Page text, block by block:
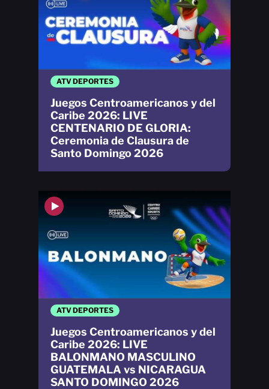
ATV DEPORTES
Juegos Centroamericanos y del
Caribe 2026: LIVE
BALONMANO MASCULINO
GUATEMALA vs NICARAGUA
SANTO DOMINGO 2026
ATV DEPORTES
Juegos Centroamericanos y del
Caribe 2026: LIVE
CENTENARIO DE GLORIA:
Ceremonia de Clausura de
Santo Domingo 2026